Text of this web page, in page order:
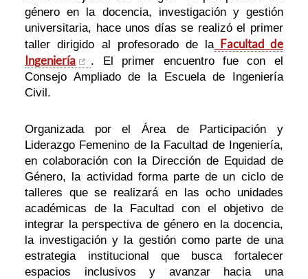
género en la docencia, investigación y gestión
universitaria, hace unos días se realizó el primer
taller dirigido al profesorado de la Facultad de
Ingeniería
. El primer encuentro fue con el
Consejo Ampliado de la Escuela de Ingeniería
Civil.
Organizada por el Área de Participación y
Liderazgo Femenino de la Facultad de Ingeniería,
en colaboración con la Dirección de Equidad de
Género, la actividad forma parte de un ciclo de
talleres que se realizará en las ocho unidades
académicas de la Facultad con el objetivo de
integrar la perspectiva de género en la docencia,
la investigación y la gestión como parte de una
estrategia institucional que busca fortalecer
espacios inclusivos y avanzar hacia una